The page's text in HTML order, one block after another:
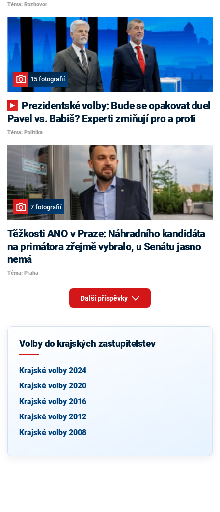
Téma: Rozhovor
15 fotografií
Pavel vs. Babiš? Experti zmiňují pro a proti
Téma: Politika
7 fotografií
Těžkosti ANO v Praze: Náhradního kandidáta
na primátora zřejmě vybralo, u Senátu jasno
nemá
Téma: Praha
Další příspěvky
Volby do krajských zastupitelstev
Krajské volby 2024
Krajské volby 2020
Krajské volby 2016
Krajské volby 2012
Krajské volby 2008